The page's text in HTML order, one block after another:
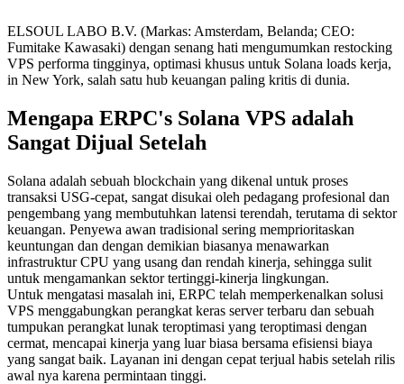
ELSOUL LABO B.V. (Markas: Amsterdam, Belanda; CEO:
Fumitake Kawasaki) dengan senang hati mengumumkan restocking
VPS performa tingginya, optimasi khusus untuk Solana loads kerja,
in New York, salah satu hub keuangan paling kritis di dunia.
Mengapa ERPC's Solana VPS adalah
Sangat Dijual Setelah
Solana adalah sebuah blockchain yang dikenal untuk proses
transaksi USG-cepat, sangat disukai oleh pedagang profesional dan
pengembang yang membutuhkan latensi terendah, terutama di sektor
keuangan. Penyewa awan tradisional sering memprioritaskan
keuntungan dan dengan demikian biasanya menawarkan
infrastruktur CPU yang usang dan rendah kinerja, sehingga sulit
untuk mengamankan sektor tertinggi-kinerja lingkungan.
Untuk mengatasi masalah ini, ERPC telah memperkenalkan solusi
VPS menggabungkan perangkat keras server terbaru dan sebuah
tumpukan perangkat lunak teroptimasi yang teroptimasi dengan
cermat, mencapai kinerja yang luar biasa bersama efisiensi biaya
yang sangat baik. Layanan ini dengan cepat terjual habis setelah rilis
awal nya karena permintaan tinggi.